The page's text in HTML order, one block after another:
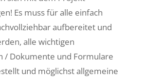
Es muss für alle einfach
aufbereitet und
alle wichtigen
/ Dokumente und Formulare
und möglichst allgemeine